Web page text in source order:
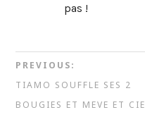
pas !
PREVIOUS:
TIAMO SOUFFLE SES 2
BOUGIES ET MEVE ET CIE